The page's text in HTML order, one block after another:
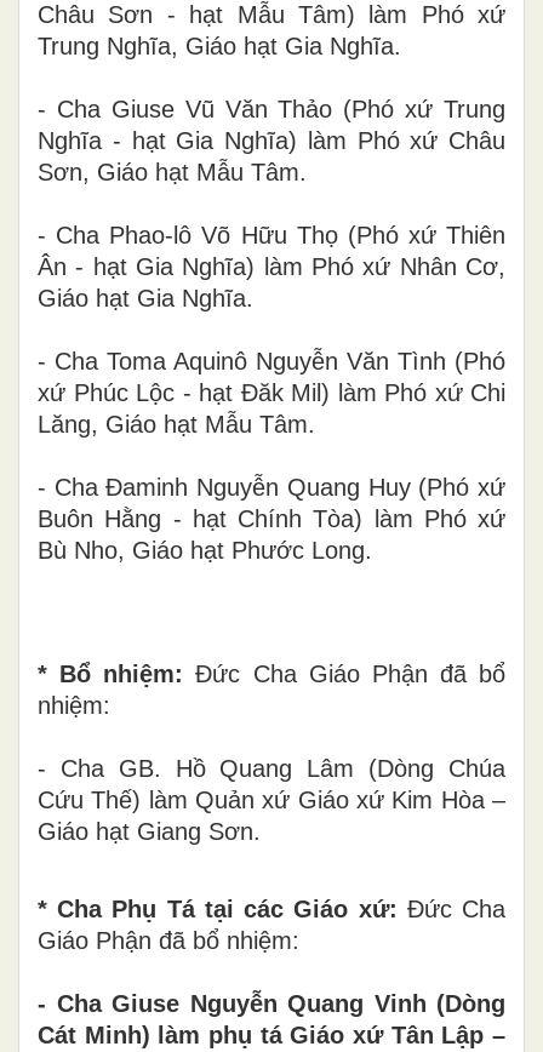
Châu Sơn - hạt Mẫu Tâm) làm Phó xứ
Trung Nghĩa, Giáo hạt Gia Nghĩa.
- Cha Giuse Vũ Văn Thảo (Phó xứ Trung
Nghĩa - hạt Gia Nghĩa) làm Phó xứ Châu
Sơn, Giáo hạt Mẫu Tâm.
- Cha Phao-lô Võ Hữu Thọ (Phó xứ Thiên
Ân - hạt Gia Nghĩa) làm Phó xứ Nhân Cơ,
Giáo hạt Gia Nghĩa.
- Cha Toma Aquinô Nguyễn Văn Tình (Phó
xứ Phúc Lộc - hạt Đăk Mil) làm Phó xứ Chi
Lăng, Giáo hạt Mẫu Tâm.
- Cha Đaminh Nguyễn Quang Huy (Phó xứ
Buôn Hằng - hạt Chính Tòa) làm Phó xứ
Bù Nho, Giáo hạt Phước Long.
* Bổ nhiệm: Đức Cha Giáo Phận đã bổ
nhiệm:
- Cha GB. Hồ Quang Lâm (Dòng Chúa
Cứu Thế) làm Quản xứ Giáo xứ Kim Hòa –
Giáo hạt Giang Sơn.
* Cha Phụ Tá tại các Giáo xứ: Đức Cha
Giáo Phận đã bổ nhiệm:
- Cha Giuse Nguyễn Quang Vinh (Dòng
Cát Minh) làm phụ tá Giáo xứ Tân Lập –